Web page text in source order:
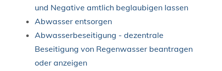
und Negative amtlich beglaubigen lassen
Abwasser entsorgen
Abwasserbeseitigung - dezentrale
Beseitigung von Regenwasser beantragen
oder anzeigen